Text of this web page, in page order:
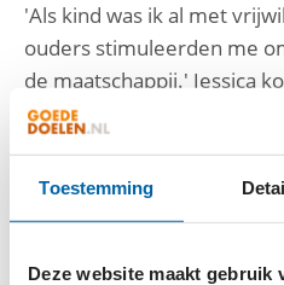
Toestemming
Deze website maakt gebruik
'Als kind was ik al met
ouders stimuleerden me
de maatschappij.' Jessica
ze wil opkomen voor de
samen­leving: kinderen in
een sterk